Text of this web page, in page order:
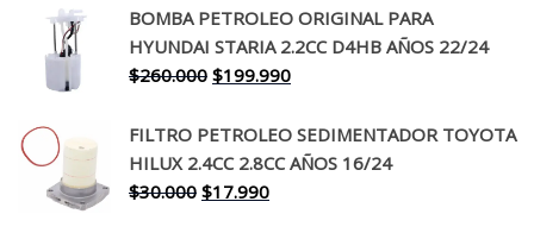
original
era:
$650.000.
actual
es:
$519.990.
BOMBA PETROLEO ORIGINAL PARA
HYUNDAI STARIA 2.2CC D4HB AÑOS 22/24
$260.000 El
original
era:
$260.000.
$199.990El
actual
es:
FILTRO PETROLEO SEDIMENTADOR TOYOTA
HILUX 2.4CC 2.8CC AÑOS 16/24
$30.000 El
$17.990El